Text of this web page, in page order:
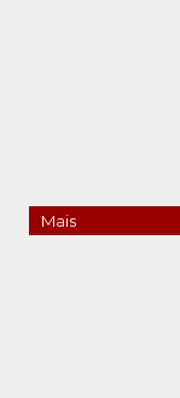
Mais